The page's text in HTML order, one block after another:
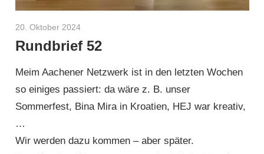
20. Oktober 2024Helmut Hardy
Rundbrief 52
Meim Aachener Netzwerk ist in den letzten Wochen
so einiges passiert: da wäre z. B. unser
Sommerfest, Bina Mira in Kroatien, HEJ war kreativ,
…
Wir werden dazu kommen – aber später.